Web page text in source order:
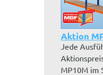
Aktion
Jede
MP10M im